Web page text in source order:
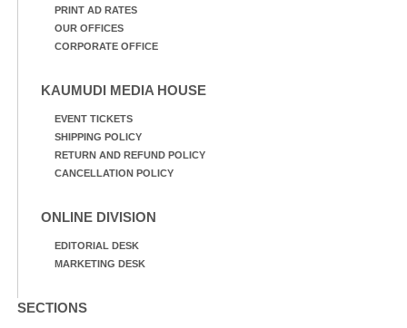
PRINT AD RATES
OUR OFFICES
CORPORATE OFFICE
KAUMUDI MEDIA HOUSE
EVENT TICKETS
SHIPPING POLICY
RETURN AND REFUND POLICY
CANCELLATION POLICY
ONLINE DIVISION
EDITORIAL DESK
MARKETING DESK
SECTIONS